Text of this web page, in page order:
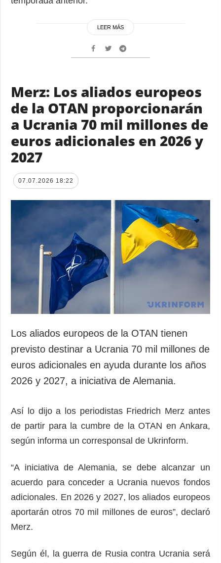
LEER MÁS
Merz: Los aliados europeos
de la OTAN proporcionarán
a Ucrania 70 mil millones de
euros adicionales en 2026 y
2027
07.07.2026 18:22
Los aliados europeos de la OTAN tienen
previsto destinar a Ucrania 70 mil millones de
euros adicionales en ayuda durante los años
2026 y 2027, a iniciativa de Alemania.
Así lo dijo a los periodistas Friedrich Merz antes
de partir para la cumbre de la OTAN en Ankara,
según informa un corresponsal de Ukrinform.
“A iniciativa de Alemania, se debe alcanzar un
acuerdo para conceder a Ucrania nuevos fondos
adicionales. En 2026 y 2027, los aliados europeos
aportarán otros 70 mil millones de euros”, declaró
Merz.
Según él, la guerra de Rusia contra Ucrania será